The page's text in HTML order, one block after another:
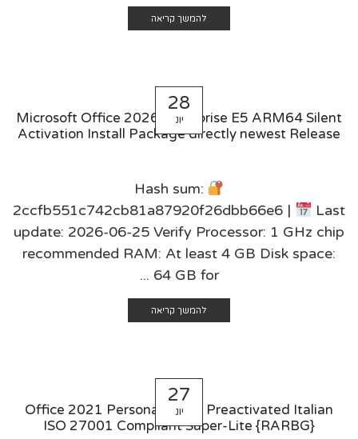
להמשך קריאה
28
יונ
Microsoft Office 2026 Enterprise E5 ARM64 Silent
Activation Install Package directly newest Release
Hash sum:
2ccfb551c742cb81a87920f26dbb66e6 |
Last
update: 2026-06-25 Verify Processor: 1 GHz chip
recommended RAM: At least 4 GB Disk space:
64 GB for ...
להמשך קריאה
27
יונ
Office 2021 Personal 64 bit Preactivated Italian
ISO 27001 Compliant Super-Lite {RARBG}